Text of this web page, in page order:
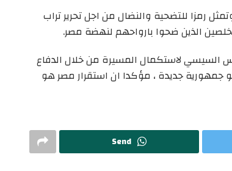
رمزا للتضحية والنضال من اجل تحرير تراب
الذين ضحوا بارواحهم لنهضة مصر.
السيسي لاستكمال المسيرة من خلال الدفاع
جديدة ، مؤكدا ان استقرار مصر هو
Send